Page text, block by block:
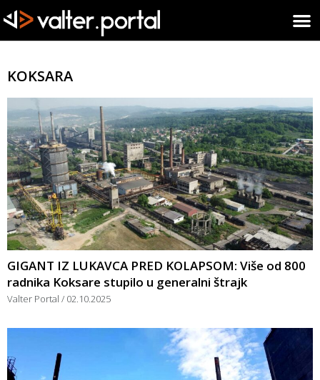
KOKSARA
GIGANT IZ LUKAVCA PRED KOLAPSOM: Više od 800
radnika Koksare stupilo u generalni štrajk
Valter Portal 02.10.2025